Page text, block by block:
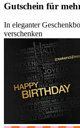
Gutschein für
In eleganter
verschenken